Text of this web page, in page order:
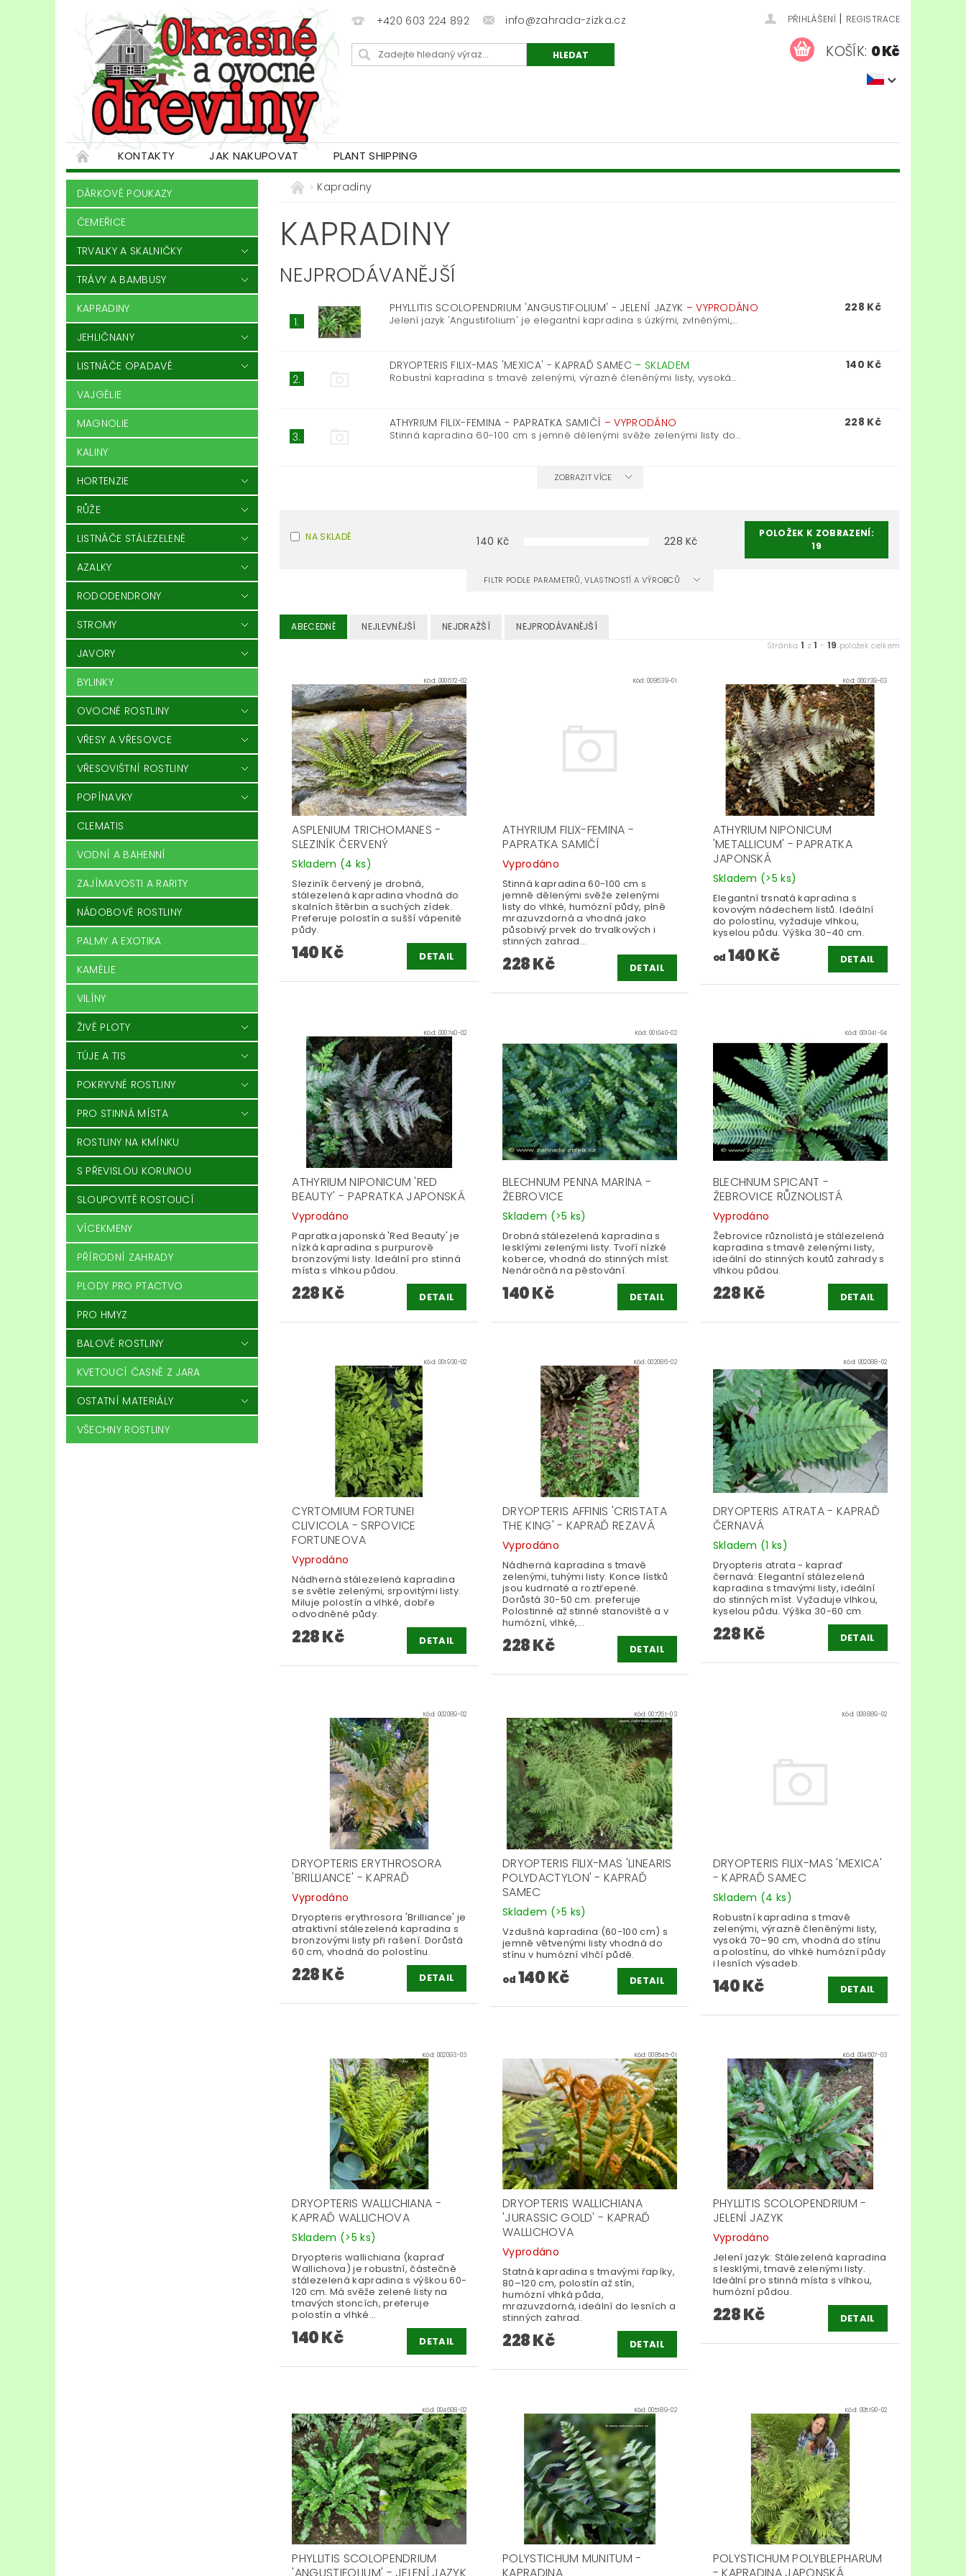
+420 603 224 892 info@zahrada-zizka.cz PŘIHLÁŠENÍ | REGISTRACE
KOŠÍK: 0 Kč
KONTAKTY JAK NAKUPOVAT PLANT SHIPPING
DÁRKOVÉ POUKAZY
ČEMEŘICE
TRVALKY A SKALNIČKY
TRÁVY A BAMBUSY
KAPRADINY
JEHLIČNANY
LISTNÁČE OPADAVÉ
VAJGÉLIE
MAGNOLIE
KALINY
HORTENZIE
RŮŽE
LISTNÁČE STÁLEZELENÉ
AZALKY
RODODENDRONY
STROMY
JAVORY
BYLINKY
OVOCNÉ ROSTLINY
VŘESY A VŘESOVCE
VŘESOVIŠTNÍ ROSTLINY
POPÍNAVKY
CLEMATIS
VODNÍ A BAHENNÍ
ZAJÍMAVOSTI A RARITY
NÁDOBOVÉ ROSTLINY
PALMY A EXOTIKA
KAMÉLIE
VILÍNY
ŽIVÉ PLOTY
TÚJE A TIS
POKRYVNÉ ROSTLINY
PRO STINNÁ MÍSTA
ROSTLINY NA KMÍNKU
S PŘEVISLOU KORUNOU
SLOUPOVITĚ ROSTOUCÍ
VÍCEKMENY
PŘÍRODNÍ ZAHRADY
PLODY PRO PTACTVO
PRO HMYZ
BALOVÉ ROSTLINY
KVETOUCÍ ČASNĚ Z JARA
OSTATNÍ MATERIÁLY
VŠECHNY ROSTLINY
Kapradiny
KAPRADINY
NEJPRODÁVANĚJŠÍ
1.
PHYLLITIS SCOLOPENDRIUM 'ANGUSTIFOLIUM' - JELENÍ JAZYK –VYPRODÁNO
Jelení jazyk 'Angustifolium' je elegantní kapradina s úzkými, zvlněnými,...
228 Kč
2.
DRYOPTERIS FILIX-MAS 'MEXICA' - KAPRAĎ SAMEC – SKLADEM
Robustní kapradina s tmavě zelenými, výrazně členěnými listy, vysoká...
140 Kč
3.
ATHYRIUM FILIX-FEMINA - PAPRATKA SAMIČÍ –VYPRODÁNO
Stinná kapradina 60-100 cm s jemně dělenými svěže zelenými listy do...
228 Kč
ZOBRAZIT VÍCE
NA SKLADĚ 140 Kč 228 Kč
POLOŽEK K ZOBRAZENÍ:
19
FILTR PODLE PARAMETRŮ, VLASTNOSTÍ A VÝROBCŮ
ABECEDNĚ NEJLEVNĚJŠÍ NEJDRAŽŠÍ NEJPRODÁVANĚJŠÍ
Stránka1 z1 - 19 položek celkem
Kód: 000672-02
ASPLENIUM TRICHOMANES -
SLEZINÍK ČERVENÝ
Skladem (4 ks)
Sleziník červený je drobná,
stálezelená kapradina vhodná do
skalních štěrbin a suchých zídek.
Preferuje polostín a sušší vápenité
půdy.
140 Kč DETAIL
Kód:008639-01
ATHYRIUM FILIX-FEMINA -
PAPRATKA SAMIČÍ
Vyprodáno
Stinná kapradina 60-100 cm s
jemně dělenými svěže zelenými
listy do vlhké, humózní půdy, plně
mrazuvzdorná a vhodná jako
působivý prvek do trvalkových i
stinných zahrad...
228 Kč DETAIL
Kód: 000739-03
ATHYRIUM NIPONICUM
'METALLICUM' - PAPRATKA
JAPONSKÁ
Skladem (>5 ks)
Elegantní trsnatá kapradina s
kovovým nádechem listů. Ideální
do polostínu, vyžaduje vlhkou,
kyselou půdu. Výška 30-40 cm.
od 140 Kč DETAIL
Kód: 000740-02
ATHYRIUM NIPONICUM 'RED
BEAUTY' - PAPRATKA JAPONSKÁ
Vyprodáno
Papratka japonská 'Red Beauty' je
nízká kapradina s purpurově
bronzovými listy. Ideální pro stinná
místa s vlhkou půdou.
228 Kč DETAIL
Kód:001040-02
BLECHNUM PENNA MARINA -
ŽEBROVICE
Skladem (>5 ks)
Drobná stálezelená kapradina s
lesklými zelenými listy. Tvoří nízké
koberce, vhodná do stinných míst.
Nenáročná na pěstování.
140 Kč DETAIL
Kód: 001041-04
BLECHNUM SPICANT -
ŽEBROVICE RŮZNOLISTÁ
Vyprodáno
Žebrovice různolistá je stálezelená
kapradina s tmavě zelenými listy,
ideální do stinných koutů zahrady s
vlhkou půdou.
228 Kč DETAIL
Kód: 001930-02
CYRTOMIUM FORTUNEI
CLIVICOLA - SRPOVICE
FORTUNEOVA
Vyprodáno
Nádherná stálezelená kapradina
se světle zelenými, srpovitými listy.
Miluje polostín a vlhké, dobře
odvodněné půdy.
228 Kč DETAIL
Kód:002086-02
DRYOPTERIS AFFINIS 'CRISTATA
THE KING' - KAPRAĎ REZAVÁ
Vyprodáno
Nádherná kapradina s tmavě
zelenými, tuhými listy. Konce lístků
jsou kudrnaté a roztřepené.
Dorůstá 30-50 cm. preferuje
Polostinné až stinné stanoviště a v
humózní, vlhké,...
228 Kč DETAIL
Kód: 002088-02
DRYOPTERIS ATRATA - KAPRAĎ
ČERNAVÁ
Skladem (1 ks)
Dryopteris atrata - kapraď
černavá: Elegantní stálezelená
kapradina s tmavými listy, ideální
do stinných míst. Vyžaduje vlhkou,
kyselou půdu. Výška 30-60 cm.
228 Kč DETAIL
Kód: 002089-02
DRYOPTERIS ERYTHROSORA
'BRILLIANCE' - KAPRAĎ
Vyprodáno
Dryopteris erythrosora 'Brilliance' je
atraktivní stálezelená kapradina s
bronzovými listy při rašení. Dorůstá
60 cm, vhodná do polostínu.
228 Kč DETAIL
Kód:007261-03
DRYOPTERIS FILIX-MAS 'LINEARIS
POLYDACTYLON' - KAPRAĎ
SAMEC
Skladem (>5 ks)
Vzdušná kapradina (60-100 cm) s
jemně větvenými listy vhodná do
stínu v humózní vlhčí půdě.
od 140 Kč DETAIL
Kód: 008889-02
DRYOPTERIS FILIX-MAS 'MEXICA'
- KAPRAĎ SAMEC
Skladem (4 ks)
Robustní kapradina s tmavě
zelenými, výrazně členěnými listy,
vysoká 70–90 cm, vhodná do stínu
a polostínu, do vlhké humózní půdy
i lesních výsadeb.
140 Kč DETAIL
Kód: 002093-03
DRYOPTERIS WALLICHIANA -
KAPRAĎ WALLICHOVA
Skladem (>5 ks)
Dryopteris wallichiana (kapraď
Wallichova) je robustní, částečně
stálezelená kapradina s výškou 60-
120 cm. Má svěže zelené listy na
tmavých stoncích, preferuje
polostín a vlhké...
140 Kč DETAIL
Kód:008545-01
DRYOPTERIS WALLICHIANA
'JURASSIC GOLD' - KAPRAĎ
WALLICHOVA
Vyprodáno
Statná kapradina s tmavými řapíky,
80–120 cm, polostín až stín,
humózní vlhká půda,
mrazuvzdorná, ideální do lesních a
stinných zahrad.
228 Kč DETAIL
Kód: 004607-03
PHYLLITIS SCOLOPENDRIUM -
JELENÍ JAZYK
Vyprodáno
Jelení jazyk: Stálezelená kapradina
s lesklými, tmavě zelenými listy.
Ideální pro stinná místa s vlhkou,
humózní půdou.
228 Kč DETAIL
Kód: 004608-02
PHYLLITIS SCOLOPENDRIUM
Kód:005189-02
POLYSTICHUM MUNITUM -
Kód: 005190-02
POLYSTICHUM POLYBLEPHARUM